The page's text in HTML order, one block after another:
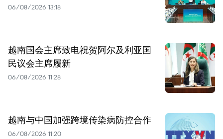
06/08/2026 13:18
越南国会主席致电祝贺阿尔及利亚国
民议会主席履新
06/08/2026 11:28
越南与中国加强跨境传染病防控合作
06/08/2026 11:20